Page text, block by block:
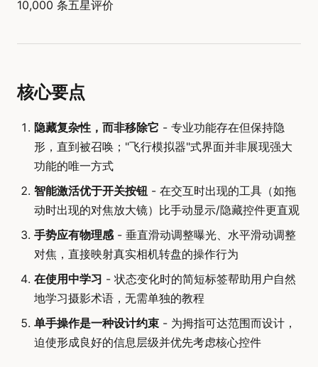
10,000 条五星评价
核心要点
隐藏复杂性，而非移除它 - 专业功能存在但保持隐
形，直到被召唤；"飞行模拟器"式界面并非展现强大
功能的唯一方式
智能激活优于开关按钮 - 在交互时出现的工具（如拖
动时出现的对焦放大镜）比手动显示/隐藏控件更直观
手势应有物理感- 垂直滑动调整曝光、水平滑动调整
对焦，直接映射真实相机转盘的操作行为
在使用中学习 - 状态变化时的简短标签帮助用户自然
地学习摄影术语，无需单独的教程
单手操作是一种设计约束 - 为拇指可达范围而设计，
迫使形成良好的信息层级并优先考虑核心控件